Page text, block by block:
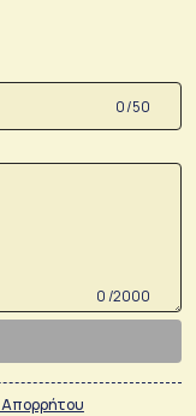
0 /50
0 /2000
Απορρήτου